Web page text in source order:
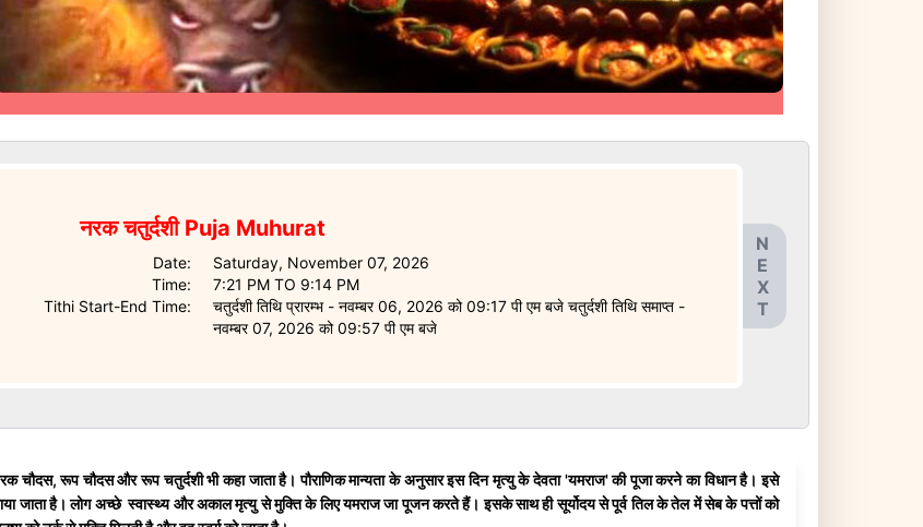
नरक चतुर्दशीPuja Muhurat
Date:
Saturday, November 07, 2026
Time:
7:21 PM TO 9:14 PM
Tithi Start-End Time:
चतुर्दशी तिथि प्रारम्भ - नवम्बर 06, 2026 को 09:17 पी एम बजे चतुर्दशी तिथि समाप्त -
नवम्बर 07, 2026 को 09:57 पी एम बजे
N
E
X
T
चौदस, रूप चौदस और रूप चतुर्दशी भी कहा जाता है। पौराणिक मान्यता के अनुसार इस दिन मृत्यु के देवता 'यमराज' की पूजा करने का विधान है। इसे
जाता है। लोग अच्छे स्वास्थ्य और अकाल मृत्यु से मुक्ति के लिए यमराज जा पूजन करते हैं। इसके साथ ही सूर्योदय से पूर्व तिल के तेल में सेब के पत्तों को